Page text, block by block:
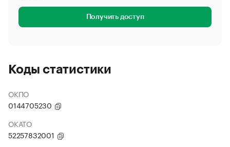
Получить доступ
Коды статистики
ОКПО
0144705230
ОКАТО
52257832001